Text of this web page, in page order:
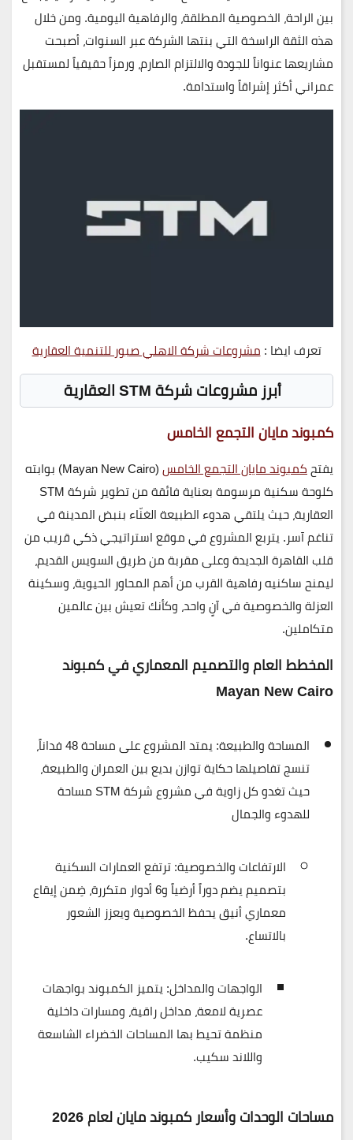
بين الراحة، الخصوصية المطلقة، والرفاهية اليومية. ومن خلال
هذه الثقة الراسخة التي بنتها الشركة عبر السنوات، أصبحت
مشاريعها عنواناً للجودة والالتزام الصارم، ورمزاً حقيقياً لمستقبل
عمراني أكثر إشراقاً واستدامة.
تعرف ايضا :مشروعات شركة الاهلي صبور للتنمية العقارية
أبرز مشروعات شركة STM العقارية
كمبوند مايان التجمع الخامس
يفتحكمبوند مايان التجمع الخامس(Mayan New Cairo)
بوابته
كلوحة سكنية مرسومة بعناية فائقة من تطوير شركةSTM
العقارية، حيث يلتقي هدوء الطبيعة الغنّاء بنبض المدينة في
تناغم آسر. يتربع المشروع في موقع استراتيجي ذكي قريب من
قلب القاهرة الجديدة وعلى مقربة من طريق السويس القديم،
ليمنح ساكنيه رفاهية القرب من أهم المحاور الحيوية، وسكينة
العزلة والخصوصية في آنٍ واحد، وكأنك تعيش بين عالمين
متكاملين.
المخطط العام والتصميم المعماري في كمبوند
Mayan New Cairo
المساحة والطبيعة:يمتد المشروع على مساحة48 فداناً
،
تنسج تفاصيلها حكاية توازن بديع بين العمران والطبيعة،
حيث تغدو كل زاوية في مشروع شركة STM مساحة
للهدوء والجمال
الارتفاعات والخصوصية:ترتفع العمارات السكنية
بتصميم يضمدوراً أرضياً و6 أدوار متكررة
، ضِمن إيقاع
معماري أنيق يحفظ الخصوصية ويعزز الشعور
بالاتساع.
الواجهات والمداخل:يتميز الكمبوند بواجهات
عصرية لامعة، مداخل راقية، ومسارات داخلية
منظمة تحيط بها المساحات الخضراء الشاسعة
واللاند سكيب.
مساحات الوحدات وأسعار كمبوند مايان لعام 2026